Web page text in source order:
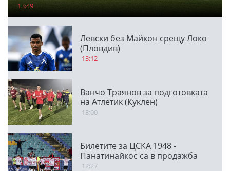
13:49
Левски без Майкон срещу Локо
(Пловдив)
13:12
Ванчо Траянов за подготовката
на Атлетик (Куклен)
13:00
Билетите за ЦСКА 1948 -
Панатинайкос са в продажба
12:27